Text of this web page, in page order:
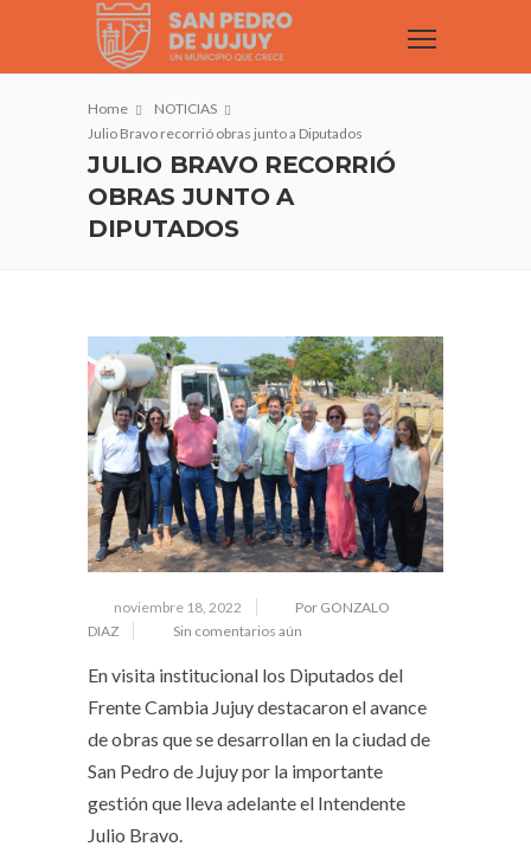
Home
NOTICIAS
Julio Bravo recorrió obras junto a Diputados
JULIO BRAVO RECORRIÓ
OBRAS JUNTO A
DIPUTADOS
noviembre 18, 2022
Por GONZALO
DIAZ
Sin comentarios aún
En visita institucional los Diputados del
Frente Cambia Jujuy destacaron el avance
de obras que se desarrollan en la ciudad de
San Pedro de Jujuy por la importante
gestión que lleva adelante el Intendente
Julio Bravo.